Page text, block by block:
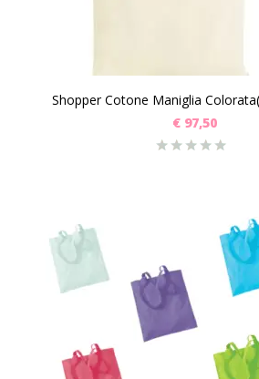
Shopper Cotone Maniglia
€ 97,50